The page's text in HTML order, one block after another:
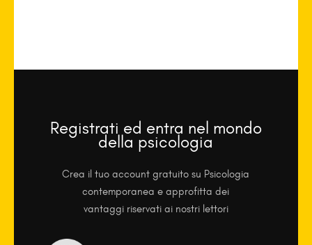
Registrati ed entra nel mondo
della psicologia
Crea il tuo account gratuito su Psicologia
contemporanea e approfitta dei
vantaggi riservati ai nostri lettori